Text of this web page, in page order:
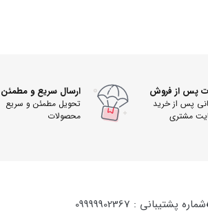
پس از فروش
پس از خرید
مشتری
ارسال سریع و مطمئن
تحویل مطمئن و سریع
محصولات
شماره پشتیبانی : 09999902367